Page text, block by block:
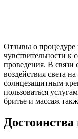
Отзывы о
чувствительности к
проведения. В связи
воздействия света
солнцезащитным
пользоваться
бритье и массаж
Достоинства